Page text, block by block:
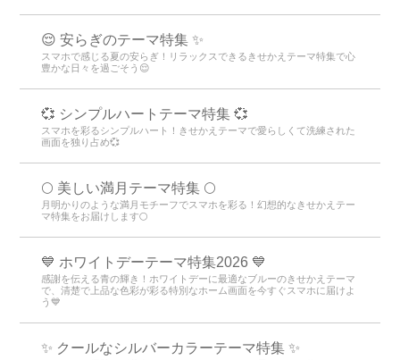
😌 安らぎのテーマ特集 ✨
スマホで感じる夏の安らぎ！リラックスできるきせかえテーマ特集で心
豊かな日々を過ごそう😌
💞 シンプルハートテーマ特集 💞
スマホを彩るシンプルハート！きせかえテーマで愛らしくて洗練された
画面を独り占め💞
🌕 美しい満月テーマ特集 🌕
月明かりのような満月モチーフでスマホを彩る！幻想的なきせかえテー
マ特集をお届けします🌕
💙 ホワイトデーテーマ特集2026 💙
感謝を伝える青の輝き！ホワイトデーに最適なブルーのきせかえテーマ
で、清楚で上品な色彩が彩る特別なホーム画面を今すぐスマホに届けよ
う💙
✨ クールなシルバーカラーテーマ特集 ✨